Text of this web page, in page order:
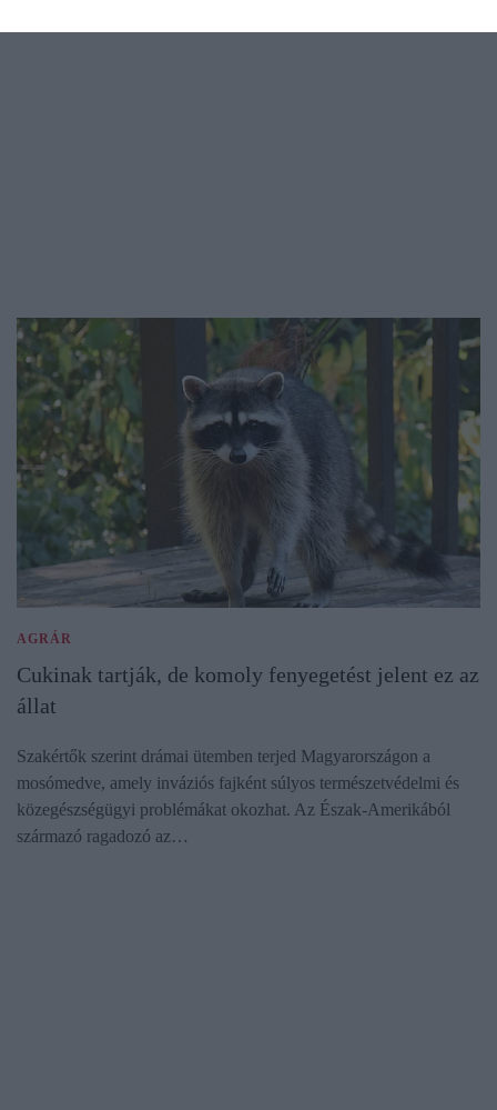
AGRÁR
Cukinak tartják, de komoly fenyegetést jelent ez az
állat
Szakértők szerint drámai ütemben terjed Magyarországon a
mosómedve, amely inváziós fajként súlyos természetvédelmi és
közegészségügyi problémákat okozhat. Az Észak-Amerikából
származó ragadozó az…